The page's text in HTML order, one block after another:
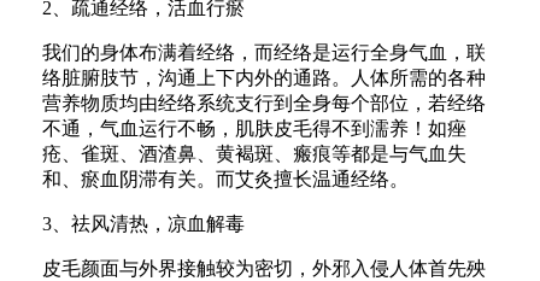
2、疏通经络，活血行瘀
我们的身体布满着经络，而经络是运行全身气血，联
络脏腑肢节，沟通上下内外的通路。人体所需的各种
营养物质均由经络系统支行到全身每个部位，若经络
不通，气血运行不畅，肌肤皮毛得不到濡养！如痤
疮、雀斑、酒渣鼻、黄褐斑、瘢痕等都是与气血失
和、瘀血阴滞有关。而艾灸擅长温通经络。
3、祛风清热，凉血解毒
皮毛颜面与外界接触较为密切，外邪入侵人体首先殃